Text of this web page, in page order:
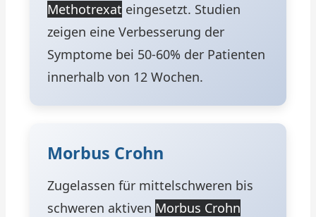
Methotrexat eingesetzt. Studien
zeigen eine Verbesserung der
Symptome bei 50-60% der Patienten
innerhalb von 12 Wochen.
Morbus Crohn
Zugelassen für mittelschweren bis
schweren aktiven Morbus Crohn